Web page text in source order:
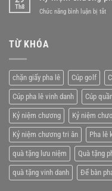
Th8
Chức năng bình luận bị tắtở
TỪ KHÓA
chặn giấy pha lê Cúp golf
Cúp pha lê vinh danh Cúp
Kỷ niệm chương Kỷ niệm
Kỷ niệm chương tri ân Pha lê
quà tặng lưu niệm Quà tặng
quà tặng vinh danh Để bàn